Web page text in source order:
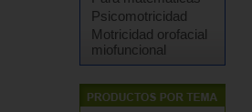
Psicomotricidad
Motricidad orofacial
miofuncional